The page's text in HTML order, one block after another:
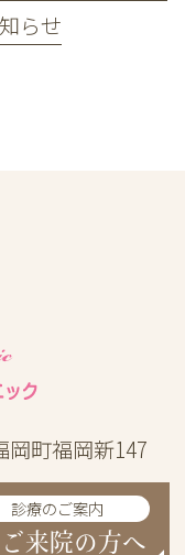
らせ
岡町福岡新147
診療のご案内
ご来院の方へ